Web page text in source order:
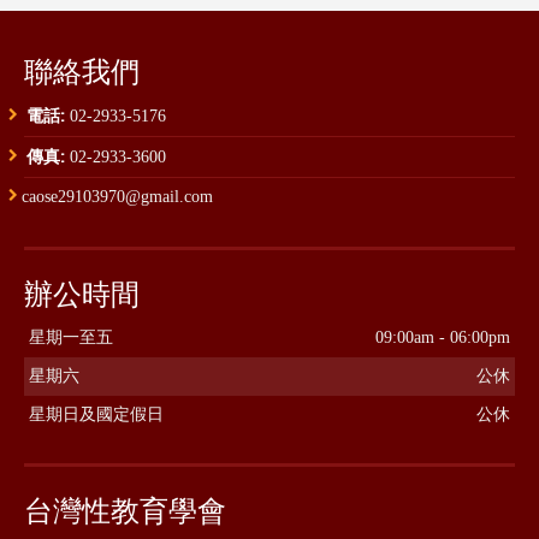
聯絡我們
電話: 02-2933-5176
傳真: 02-2933-3600
caose29103970@gmail.com
辦公時間
星期一至五 09:00am - 06:00pm
星期六 公休
星期日及國定假日 公休
台灣性教育學會